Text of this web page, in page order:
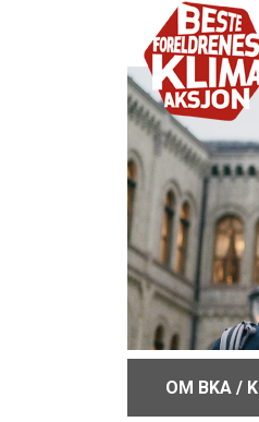
OM BKA /